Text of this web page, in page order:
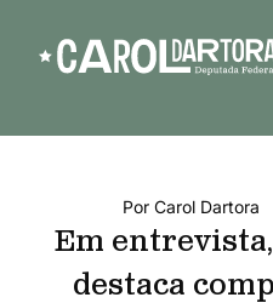
Por Carol Dartora
Em
destaca